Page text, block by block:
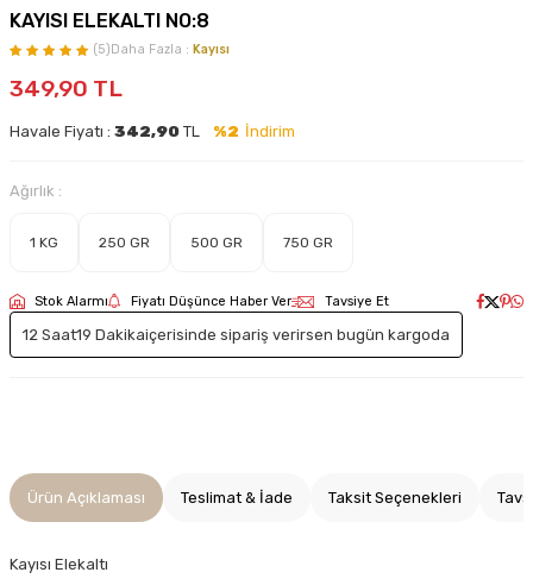
KAYISI ELEKALTI NO:8
(5) Daha Fazla : Kayısı
349,90 TL
Havale Fiyatı : 342,90 TL %2 İndirim
Ağırlık :
1 KG 250 GR 500 GR 750 GR
Stok Alarmı Fiyatı Düşünce Haber Ver Tavsiye Et
12 Saat19 Dakikaiçerisinde sipariş verirsen bugün kargoda
Ürün Açıklaması Teslimat & İade Taksit Seçenekleri
Kayısı Elekaltı